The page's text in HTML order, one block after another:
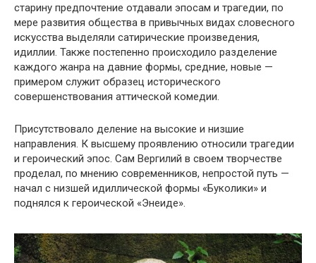
старину предпочтение отдавали эпосам и трагедии, по
мере развития общества в привычных видах словесного
искусства выделяли сатирические произведения,
идиллии. Также постепенно происходило разделение
каждого жанра на давние формы, средние, новые —
примером служит образец исторического
совершенствования аттической комедии.
Присутствовало деление на высокие и низшие
направления. К высшему проявлению относили трагедии
и героический эпос. Сам Вергилий в своем творчестве
проделал, по мнению современников, непростой путь —
начал с низшей идиллической формы «Буколики» и
поднялся к героической «Энеиде».